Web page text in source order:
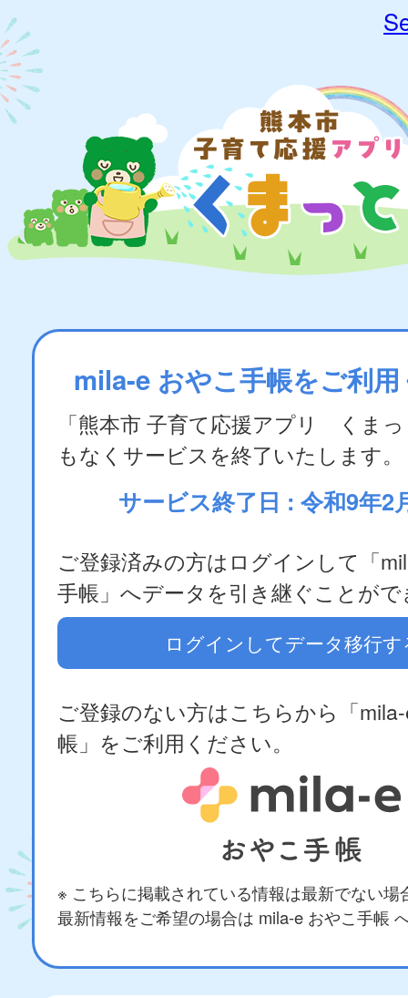
mila-e おやこ手帳をご利
「熊本市 子育て応援アプリ くま
もなくサービスを終了いたします。
サービス終了日 : 令和9年2
ご登録済みの方はログインして「
手帳」へデータを引き継ぐことが
ログインしてデータ移行す
ご登録のない方はこちらから「
帳」をご利用ください。
※ こちらに掲載されている情報は最新でない場
最新情報をご希望の場合は mila-e おやこ手帳